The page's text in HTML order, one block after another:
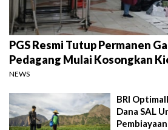
PGS Resmi Tutup Permanen
Pedagang Mulai Kosongkan
NEWS
BRI
Dana SAL